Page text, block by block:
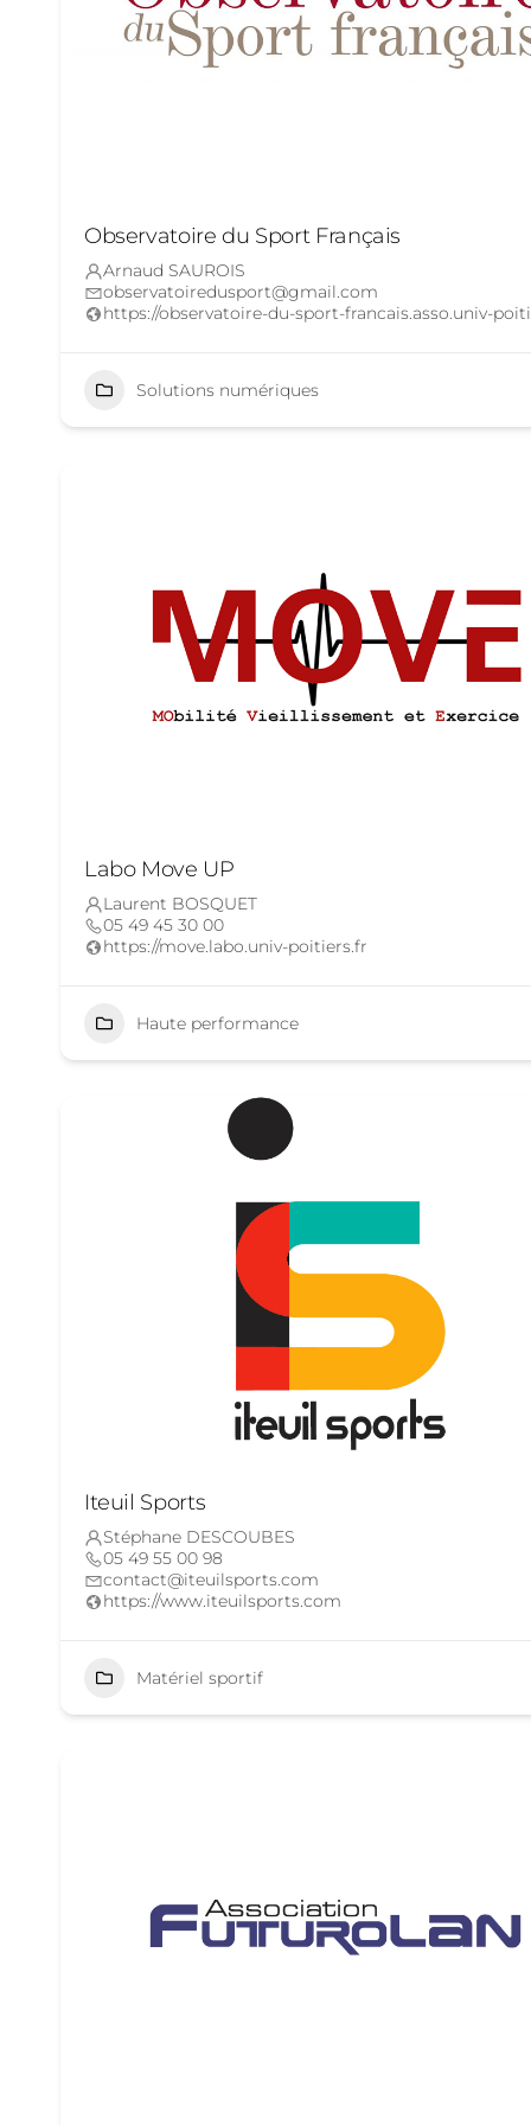
Observatoire du Sport Français
Arnaud SAUROIS
observatoiredusport@gmail.com
https://observatoire-du-sport-francais.asso.univ-
Solutions numériques
Labo Move UP
Laurent BOSQUET
05 49 45 30 00
https://move.labo.univ-poitiers.fr
Haute performance
Iteuil Sports
Stéphane DESCOUBES
05 49 55 00 98
contact@iteuilsports.com
https://www.iteuilsports.com
Matériel sportif